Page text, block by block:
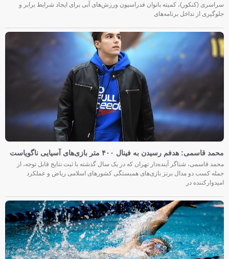
سراسری (کنکور)، کمیته بانوان فدراسیون ورزش‌های آبی برای ایجاد شرایط برابر و
جلوگیری از تداخل برنامه‌های
محمد قاسمی: هدفم رسیدن به فینال ۴۰۰ متر بازی‌های آسیایی ناگویاست
محمد قاسمی، شناگر آینده‌دار تهران که در یک سال گذشته با ثبت نتایج قابل توجه، از
جمله کسب دو مدال برنز بازی‌های همبستگی کشورهای اسلامی ریاض و عملکرد
امیدوارکننده در